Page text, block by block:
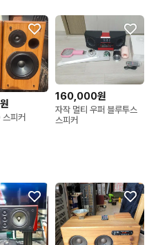
아남 as-40 스피커
160,000원
자작 멀티 우퍼 블루투스
스피커